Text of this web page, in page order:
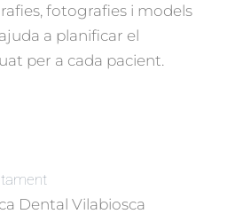
fotografies i models
a planificar el
per a cada pacient.
Dental Vilabiosca